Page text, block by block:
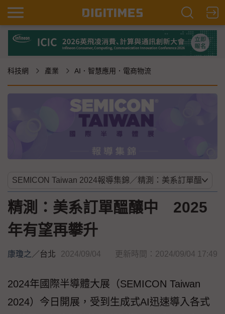
科技網 產業 AI．智慧應用．電商物流
精測：美系訂單醞釀中 2025
年有望再攀升
康瓊之 ／台北 2024/09/04 更新時間：2024/09/04 17:49
2024年國際半導體大展（SEMICON Taiwan
2024）今日開展，受到生成式AI迅速導入各式